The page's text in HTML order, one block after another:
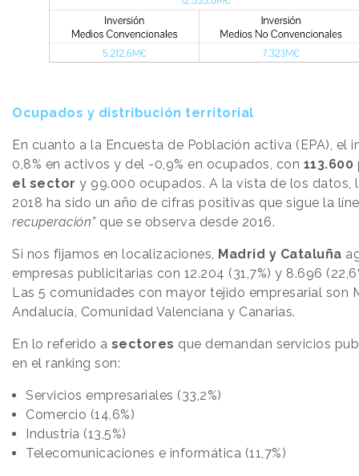
Ocupados y distribución territorial
En cuanto a la Encuesta de Población activa (EPA), el
0,8% en activos y del -0,9% en ocupados, con
el sector y 99.000 ocupados. A la vista de los datos,
2018 ha sido un año de cifras positivas que sigue la
recuperación”que se observa desde 2016.
Si nos fijamos en localizaciones, Madrid y Cataluña
empresas publicitarias con 12.204 (31,7%) y 8.696
Las 5 comunidades con mayor tejido empresarial son
Andalucía, Comunidad Valenciana y Canarias.
En lo referido a sectores que demandan servicios
en el ranking son:
Servicios empresariales (33,2%)
Comercio (14,6%)
Industria (13,5%)
Telecomunicaciones e informática (11,7%)